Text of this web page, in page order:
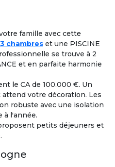
famille avec cette
chambres et une PISCINE
se trouve à 2
et en parfaite harmonie
le CA de 100.000 €. Un
votre décoration. Les
robuste avec une isolation
à l'année.
petits déjeuners et
Partagé
dynamique
colocation